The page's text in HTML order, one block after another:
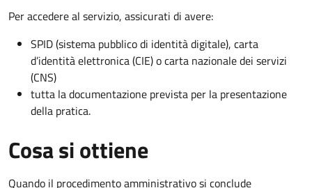
Per accedere al servizio, assicurati di avere:
SPID (sistema pubblico di identità digitale), carta
d’identità elettronica (CIE) o carta nazionale dei servizi
(CNS)
tutta la documentazione prevista per la presentazione
della pratica.
Cosa si ottiene
Quando il procedimento amministrativo si conclude